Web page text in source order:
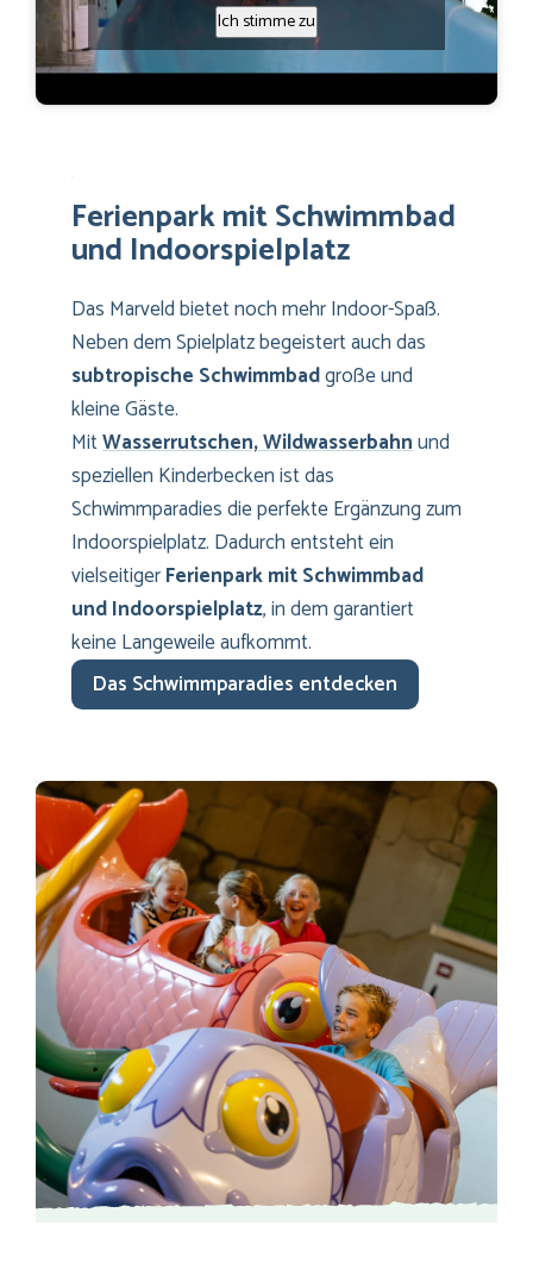
Ich stimme zu
Ferienpark mit Schwimmbad
und Indoorspielplatz
Das Marveld bietet noch mehr Indoor-Spaß.
Neben dem Spielplatz begeistert auch das
subtropische Schwimmbadgroße und
kleine Gäste.
MitWasserrutschen, Wildwasserbahnund
speziellen Kinderbecken ist das
Schwimmparadies die perfekte Ergänzung zum
Indoorspielplatz. Dadurch entsteht ein
vielseitigerFerienpark mit Schwimmbad
und Indoorspielplatz, in dem garantiert
keine Langeweile aufkommt.
Das Schwimmparadies entdecken